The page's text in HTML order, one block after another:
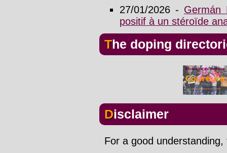
27/01/2026 - Germán
positif à un stéroïde
The doping
Disclaimer
For a good